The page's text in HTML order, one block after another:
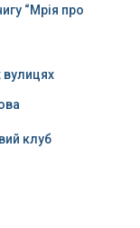
“Мрія про
вулицях
клуб